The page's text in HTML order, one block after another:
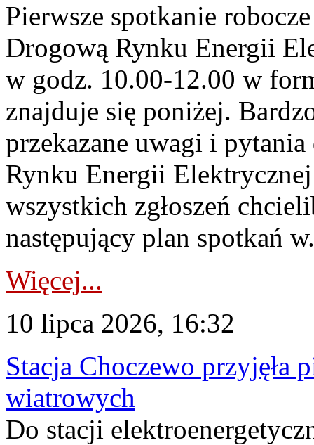
Pierwsze spotkanie
Drogową Rynku Energii
w godz. 10.00-12.00 w
znajduje się poniżej.
przekazane uwagi i
Rynku Energii
wszystkich zgłoszeń
następujący plan spotkań
Więcej...
10 lipca 2026, 16:32
Stacja Choczewo przyjęła
wiatrowych
Do stacji